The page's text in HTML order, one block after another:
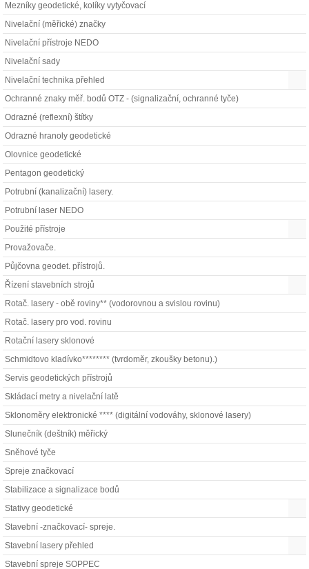
Mezníky geodetické, kolíky vytyčovací
Nivelační (měřické) značky
Nivelační přístroje NEDO
Nivelační sady
Nivelační technika přehled
Ochranné znaky měř. bodů OTZ - (signalizační, ochranné tyče)
Odrazné (reflexní) štítky
Odrazné hranoly geodetické
Olovnice geodetické
Pentagon geodetický
Potrubní (kanalizační) lasery.
Potrubní laser NEDO
Použité přístroje
Provažovače.
Půjčovna geodet. přístrojů.
Řízení stavebních strojů
Rotač. lasery - obě roviny** (vodorovnou a svislou rovinu)
Rotač. lasery pro vod. rovinu
Rotační lasery sklonové
Schmidtovo kladívko******** (tvrdoměr, zkoušky betonu).)
Servis geodetických přístrojů
Skládací metry a nivelační latě
Sklonoměry elektronické **** (digitální vodováhy, sklonové lasery)
Slunečník (deštník) měřický
Sněhové tyče
Spreje značkovací
Stabilizace a signalizace bodů
Stativy geodetické
Stavební -značkovací- spreje.
Stavební lasery přehled
Stavební spreje SOPPEC